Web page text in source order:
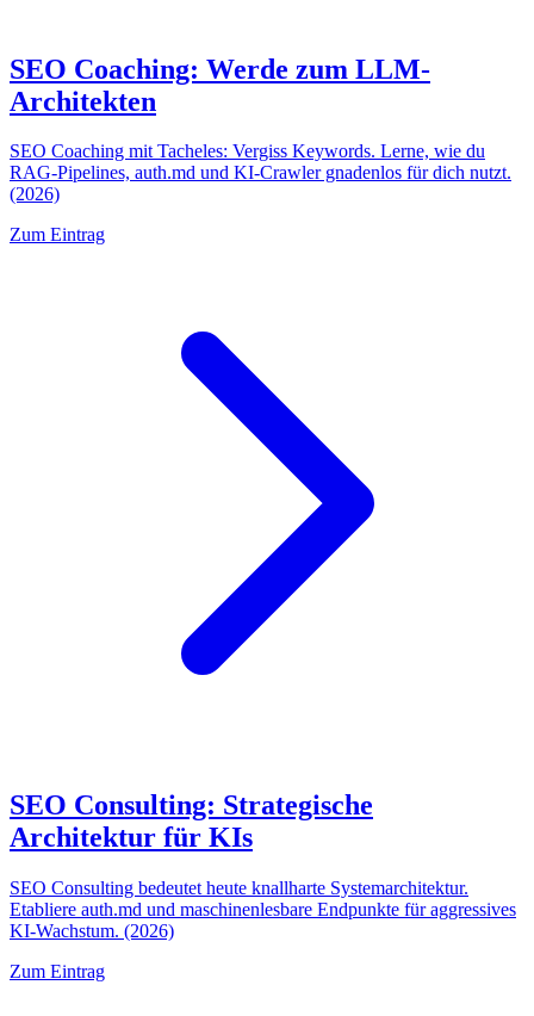
SEO Coaching: Werde zum LLM-
Architekten
SEO Coaching mit Tacheles: Vergiss Keywords. Lerne, wie du
RAG-Pipelines, auth.md und KI-Crawler gnadenlos für dich nutzt.
(2026)
Zum Eintrag
SEO Consulting: Strategische
Architektur für KIs
SEO Consulting bedeutet heute knallharte Systemarchitektur.
Etabliere auth.md und maschinenlesbare Endpunkte für aggressives
KI-Wachstum. (2026)
Zum Eintrag